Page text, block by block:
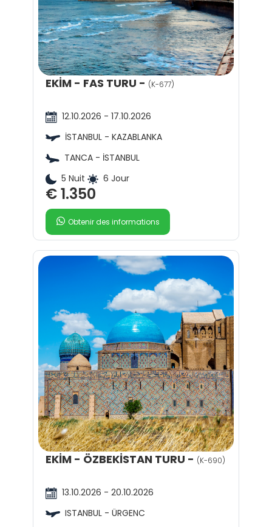
EKİM - FAS TURU - (K-677)
12.10.2026 - 17.10.2026
İSTANBUL - KAZABLANKA
TANCA - İSTANBUL
5 Nuit
6 Jour
€ 1.350
Obtenir des informations
EKİM - ÖZBEKİSTAN TURU - (K-690)
13.10.2026 - 20.10.2026
ISTANBUL - ÜRGENC